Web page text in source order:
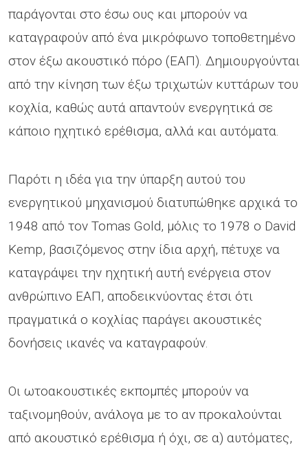
παράγονται στο έσω ους και μπορούν να
καταγραφούν από ένα μικρόφωνο τοποθετημένο
στον έξω ακουστικό πόρο (ΕΑΠ). Δημιουργούνται
από την κίνηση των έξω τριχωτών κυττάρων του
κοχλία, καθώς αυτά απαντούν ενεργητικά σε
κάποιο ηχητικό ερέθισμα, αλλά και αυτόματα.
Παρότι η ιδέα για την ύπαρξη αυτού του
ενεργητικού μηχανισμού διατυπώθηκε αρχικά το
1948 από τον Tomas Gold, μόλις το 1978 ο David
Kemp, βασιζόμενος στην ίδια αρχή, πέτυχε να
καταγράψει την ηχητική αυτή ενέργεια στον
ανθρώπινο ΕΑΠ, αποδεικνύοντας έτσι ότι
πραγματικά ο κοχλίας παράγει ακουστικές
δονήσεις ικανές να καταγραφούν.
Οι ωτοακουστικές εκπομπές μπορούν να
ταξινομηθούν, ανάλογα με το αν προκαλούνται
από ακουστικό ερέθισμα ή όχι, σε α) αυτόματες,